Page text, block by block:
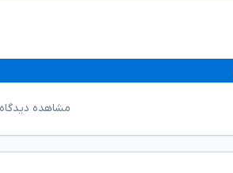
مشاهده